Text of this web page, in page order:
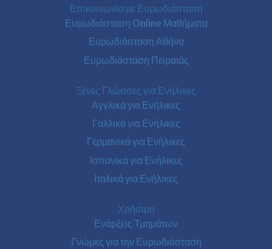
Επικοινωνία με Ευρωδιάσταση
Ευρωδιάσταση Online Μαθήματα
Ευρωδιάσταση Αθήνα
Ευρωδιάσταση Πειραιάς
Ξένες Γλώσσες για Ενήλικες
Αγγλικά για Ενήλικες
Γαλλικά για Ενήλικες
Γερμανικά για Ενήλικες
Ισπανικά για Ενήλικες
Ιταλικά για Ενήλικες
Χρήσιμα
Ενάρξεις Τμημάτων
Γνώμες για την Ευρωδιάσταση